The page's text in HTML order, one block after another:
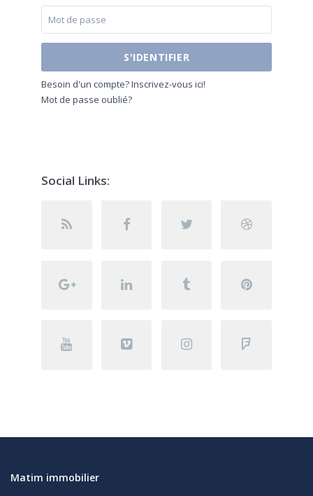
S'IDENTIFIER
Besoin d'un compte? Inscrivez-vous ici!
Mot de passe oublié?
Social Links:
Matim immobilier